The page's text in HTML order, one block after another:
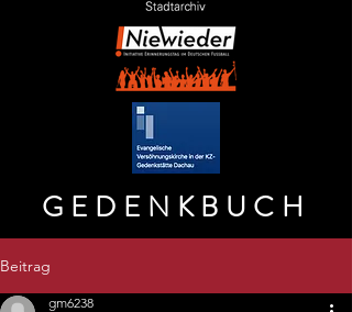
GEDENKBUCH
Beitrag
gm6238